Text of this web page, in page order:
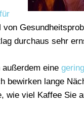
durchaus sehr
eine
bewirken lange
wie viel Kaffee Sie